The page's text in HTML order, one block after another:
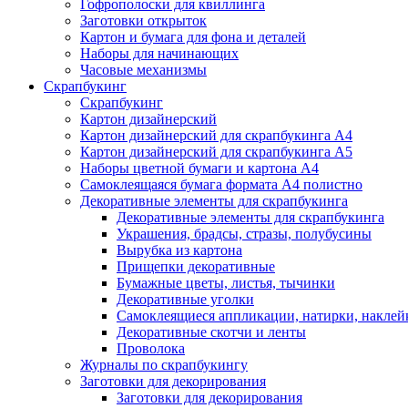
Гофрополоски для квиллинга
Заготовки открыток
Картон и бумага для фона и деталей
Наборы для начинающих
Часовые механизмы
Скрапбукинг
Скрапбукинг
Картон дизайнерский
Картон дизайнерский для скрапбукинга А4
Картон дизайнерский для скрапбукинга А5
Наборы цветной бумаги и картона А4
Самоклеящаяся бумага формата А4 полистно
Декоративные элементы для скрапбукинга
Декоративные элементы для скрапбукинга
Украшения, брадсы, стразы, полубусины
Вырубка из картона
Прищепки декоративные
Бумажные цветы, листья, тычинки
Декоративные уголки
Самоклеящиеся аппликации, натирки,
Декоративные скотчи и ленты
Проволока
Журналы по скрапбукингу
Заготовки для декорирования
Заготовки для декорирования